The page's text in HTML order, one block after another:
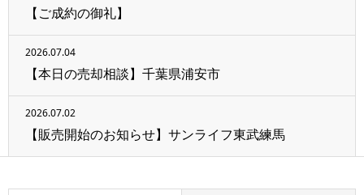
【ご成約の御礼】
2026.07.04
【本日の売却相談】千葉県浦安市
2026.07.02
【販売開始のお知らせ】サンライフ東武練馬